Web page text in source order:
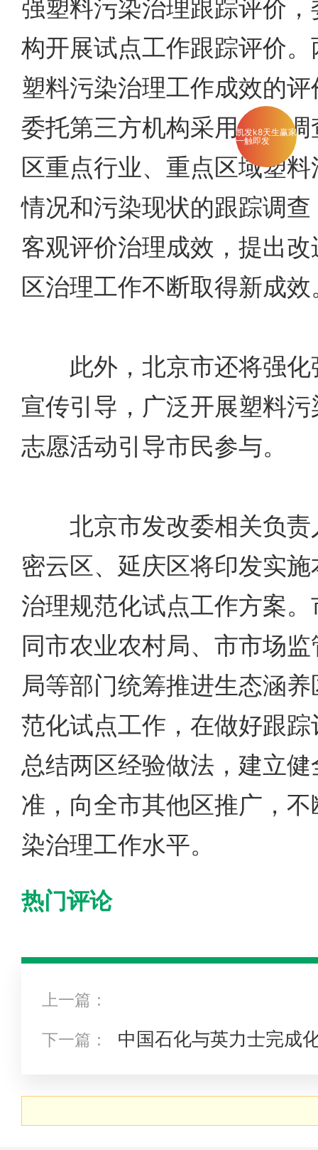
强塑料污染治理跟踪评价
构开展试点工作跟踪评价
塑料污染治理工作成效的
委托第三方机构采用走访
区重点行业、重点区域塑
情况和污染现状的跟踪调
客观评价治理成效，提出
区治理工作不断取得新成效
此外，北京市还将强化
宣传引导，广泛开展塑料
志愿活动引导市民参与。
北京市发改委相关负责
密云区、延庆区将印发实
治理规范化试点工作方案
同市农业农村局、市市场
局等部门统筹推进生态涵
范化试点工作，在做好跟
总结两区经验做法，建立
准，向全市其他区推广，
染治理工作水平。
热门评论
上一篇：
下一篇：
中国石化与英力士完成
凯发k8天生赢家
一触即发